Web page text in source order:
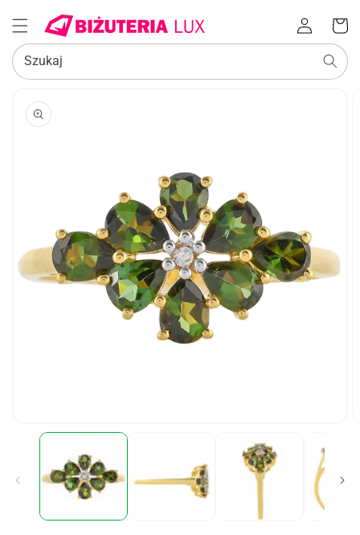
Zaloguj
się
Koszyk
Szukaj
POMIŃ, ABY
PRZEJŚĆ
INFORMACJI
multimedia
oknie
modalnym